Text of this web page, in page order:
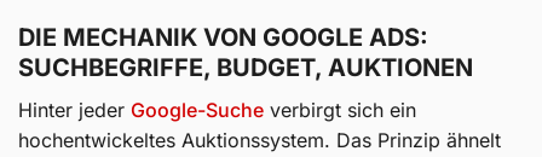
DIE MECHANIK VON GOOGLE ADS:
SUCHBEGRIFFE, BUDGET, AUKTIONEN
Hinter jeder Google-Suche verbirgt sich ein
hochentwickeltes Auktionssystem. Das Prinzip ähnelt